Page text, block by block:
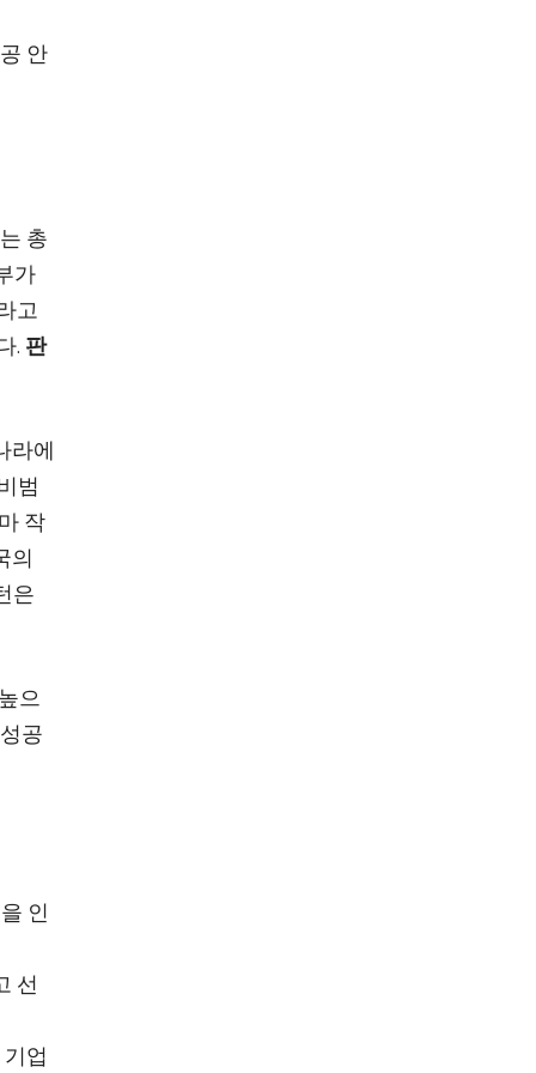
안
총
가
고
. 판
라에
범
작
의
은
으
공
인
선
업